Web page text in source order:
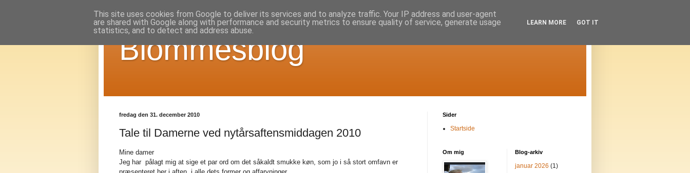
Blommesblog
fredag den 31. december 2010
Tale til Damerne ved nytårsaftensmiddagen 2010
Mine damer
Jeg har pålagt mig at sige et par ord om det såkaldt smukke køn, som jo i så stort omfavn er
Sider
Startside
Om mig Blog-arkiv
januar 2026 (1)
This site uses cookies from Google to deliver its services and to analyze traffic. Your IP address and user-agent
are shared with Google along with performance and security metrics to ensure quality of service, generate usage
statistics, and to detect and address abuse.
LEARN MORE GOT IT